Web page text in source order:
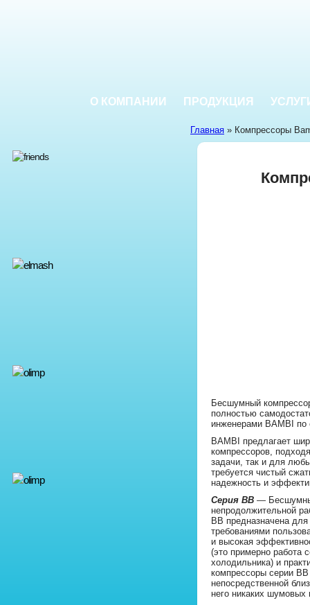
О КОМПАНИИ ПРОДУКЦИЯ
Главная » Компрессоры
Бесшумный
полностью
инженерами BAMBI
BAMBI предлагает
компрессоров,
задачи, так и для
требуется чистый
надежность и
Серия BB —
непродолжительной
BB предназначена
требованиями
и высокая
(это примерно работа
холодильника) и
компрессоры серии
непосредственной
него никаких